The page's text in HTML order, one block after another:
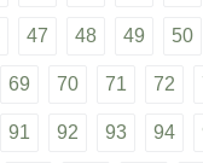
47 48 49 50
69 70 71 72
91 92 93 94